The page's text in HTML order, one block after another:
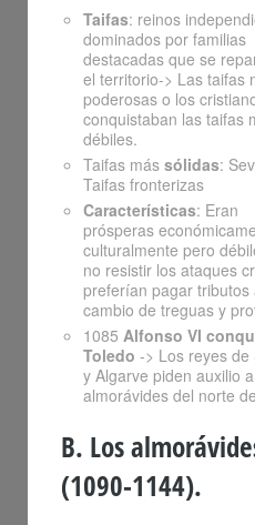
Taifas: reinos
dominados por familias
destacadas que se
el territorio-> Las taifas
poderosas o los
conquistaban las taifas
débiles.
Taifas más sólidas:
Taifas fronterizas
Características: Eran
prósperas
culturalmente pero
no resistir los ataques
preferían pagar tributos
cambio de treguas y
1085 Alfonso VI
Toledo -> Los reyes de
y Algarve piden auxilio
almorávides del norte
B. Los
(1090-1144).